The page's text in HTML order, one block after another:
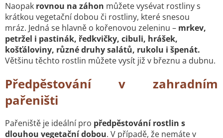
Naopak rovnou na záhon můžete vysévat rostliny s
krátkou vegetační dobou či rostliny, které snesou
mráz. Jedná se hlavně o kořenovou zeleninu – mrkev,
petržel i pastinák, ředkvičky, cibuli, hrášek,
košťáloviny, různé druhy salátů, rukolu i špenát.
Většinu těchto rostlin můžete vysít již v březnu a dubnu.
Předpěstování v zahradním
pařeništi
Pařeniště je ideální pro předpěstování rostlin s
dlouhou vegetační dobou. V případě, že nemáte v